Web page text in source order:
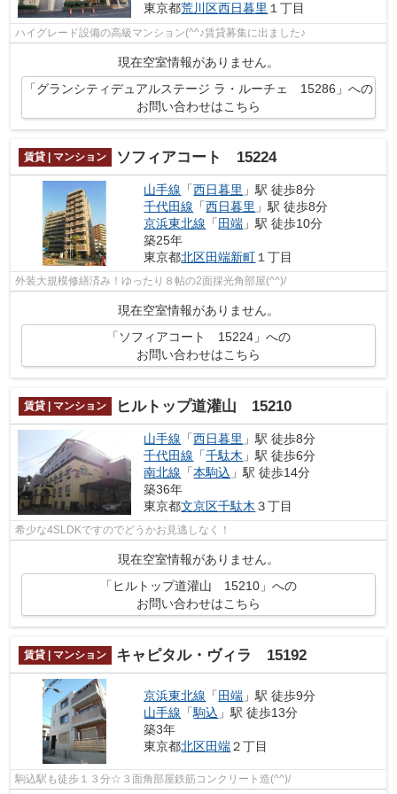
東京都荒川区西日暮里 １丁目
ハイグレード設備の高級マンション(^^♪賃貸募集に出ました♪
現在空室情報がありません。
「グランシティデュアルステージ ラ・ルーチェ 15286」への
お問い合わせはこちら
賃貸 | マンション ソフィアコート 15224
山手線 「西日暮里 」駅 徒歩8分
千代田線 「西日暮里 」駅 徒歩8分
京浜東北線 「 田端 」駅 徒歩10分
築25年
東京都北区田端新町 １丁目
外装大規模修繕済み！ゆったり８帖の2面採光角部屋(^^)/
現在空室情報がありません。
「ソフィアコート 15224」への
お問い合わせはこちら
賃貸 | マンション ヒルトップ道灌山 15210
山手線 「西日暮里 」駅 徒歩8分
千代田線 「千駄木 」駅 徒歩6分
南北線 「本駒込 」駅 徒歩14分
築36年
東京都文京区千駄木 ３丁目
希少な4SLDKですのでどうかお見逃しなく！
現在空室情報がありません。
「ヒルトップ道灌山 15210」への
お問い合わせはこちら
賃貸 | マンション キャピタル・ヴィラ 15192
京浜東北線 「 田端 」駅 徒歩9分
山手線 「駒込 」駅 徒歩13分
築3年
東京都北区田端２丁目
駒込駅も徒歩１３分☆３面角部屋鉄筋コンクリート造(^^)/